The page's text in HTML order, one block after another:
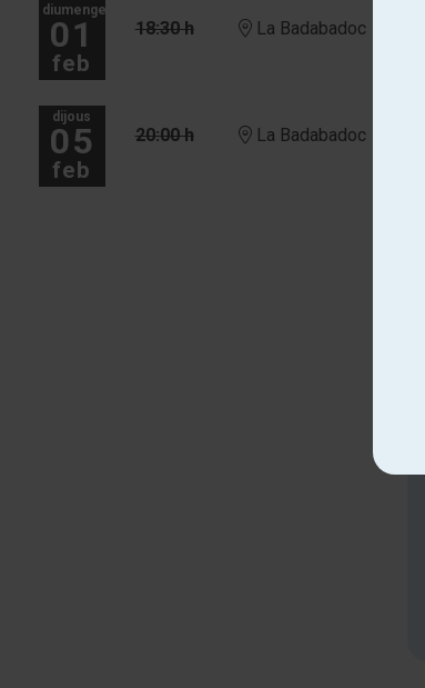
diumenge
01
feb
18:30 h La Badabadoc
dijous
05
feb
20:00 h La Badabadoc